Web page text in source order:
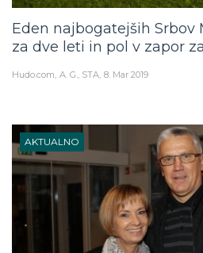
Eden najbogatejših Srbov
za dve leti in pol v zapor
Hudo.com A. G., STA 8. Mar 2019
AKTUALNO